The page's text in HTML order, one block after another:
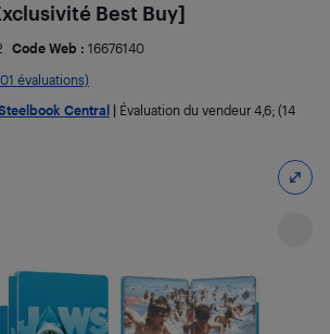
Best Buy]
Code Web : 16676140
évaluations)
Central Évaluation du vendeur 4,6; (14